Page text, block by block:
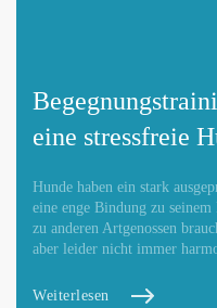
eine stressfreie
Hunde haben ein stark
eine enge Bindung zu seinem
zu anderen Artgenossen
aber leider nicht immer
Weiterlesen